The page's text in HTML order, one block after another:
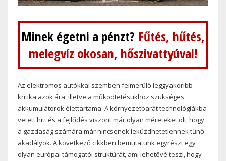
Minek égetni a pénzt? Fűtés, hűtés,
melegvíz okosan, hőszivattyúval!
Az elektromos autókkal szemben felmerülő leggyakoribb
kritika azok ára, illetve a működtetésükhöz szükséges
akkumulátorok élettartama. A környezetbarát technológiákba
vetett hitt és a fejlődés viszont már olyan méreteket ölt, hogy
a gazdaság számára már nincsenek leküzdhetetlennek tűnő
akadályok. A következő cikkben bemutatunk egyrészt egy
olyan európai támogatói struktúrát, ami lehetővé teszi, hogy